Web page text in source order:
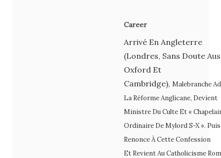
Career
Arrivé En Angleterre
(Londres, Sans Doute
Oxford Et
Cambridge), Malebranche
La Réforme Anglicane, Devient
Ministre Du Culte Et «
Ordinaire De Mylord S-X ».
Renonce À Cette Confession
Et Revient Au Catholicisme